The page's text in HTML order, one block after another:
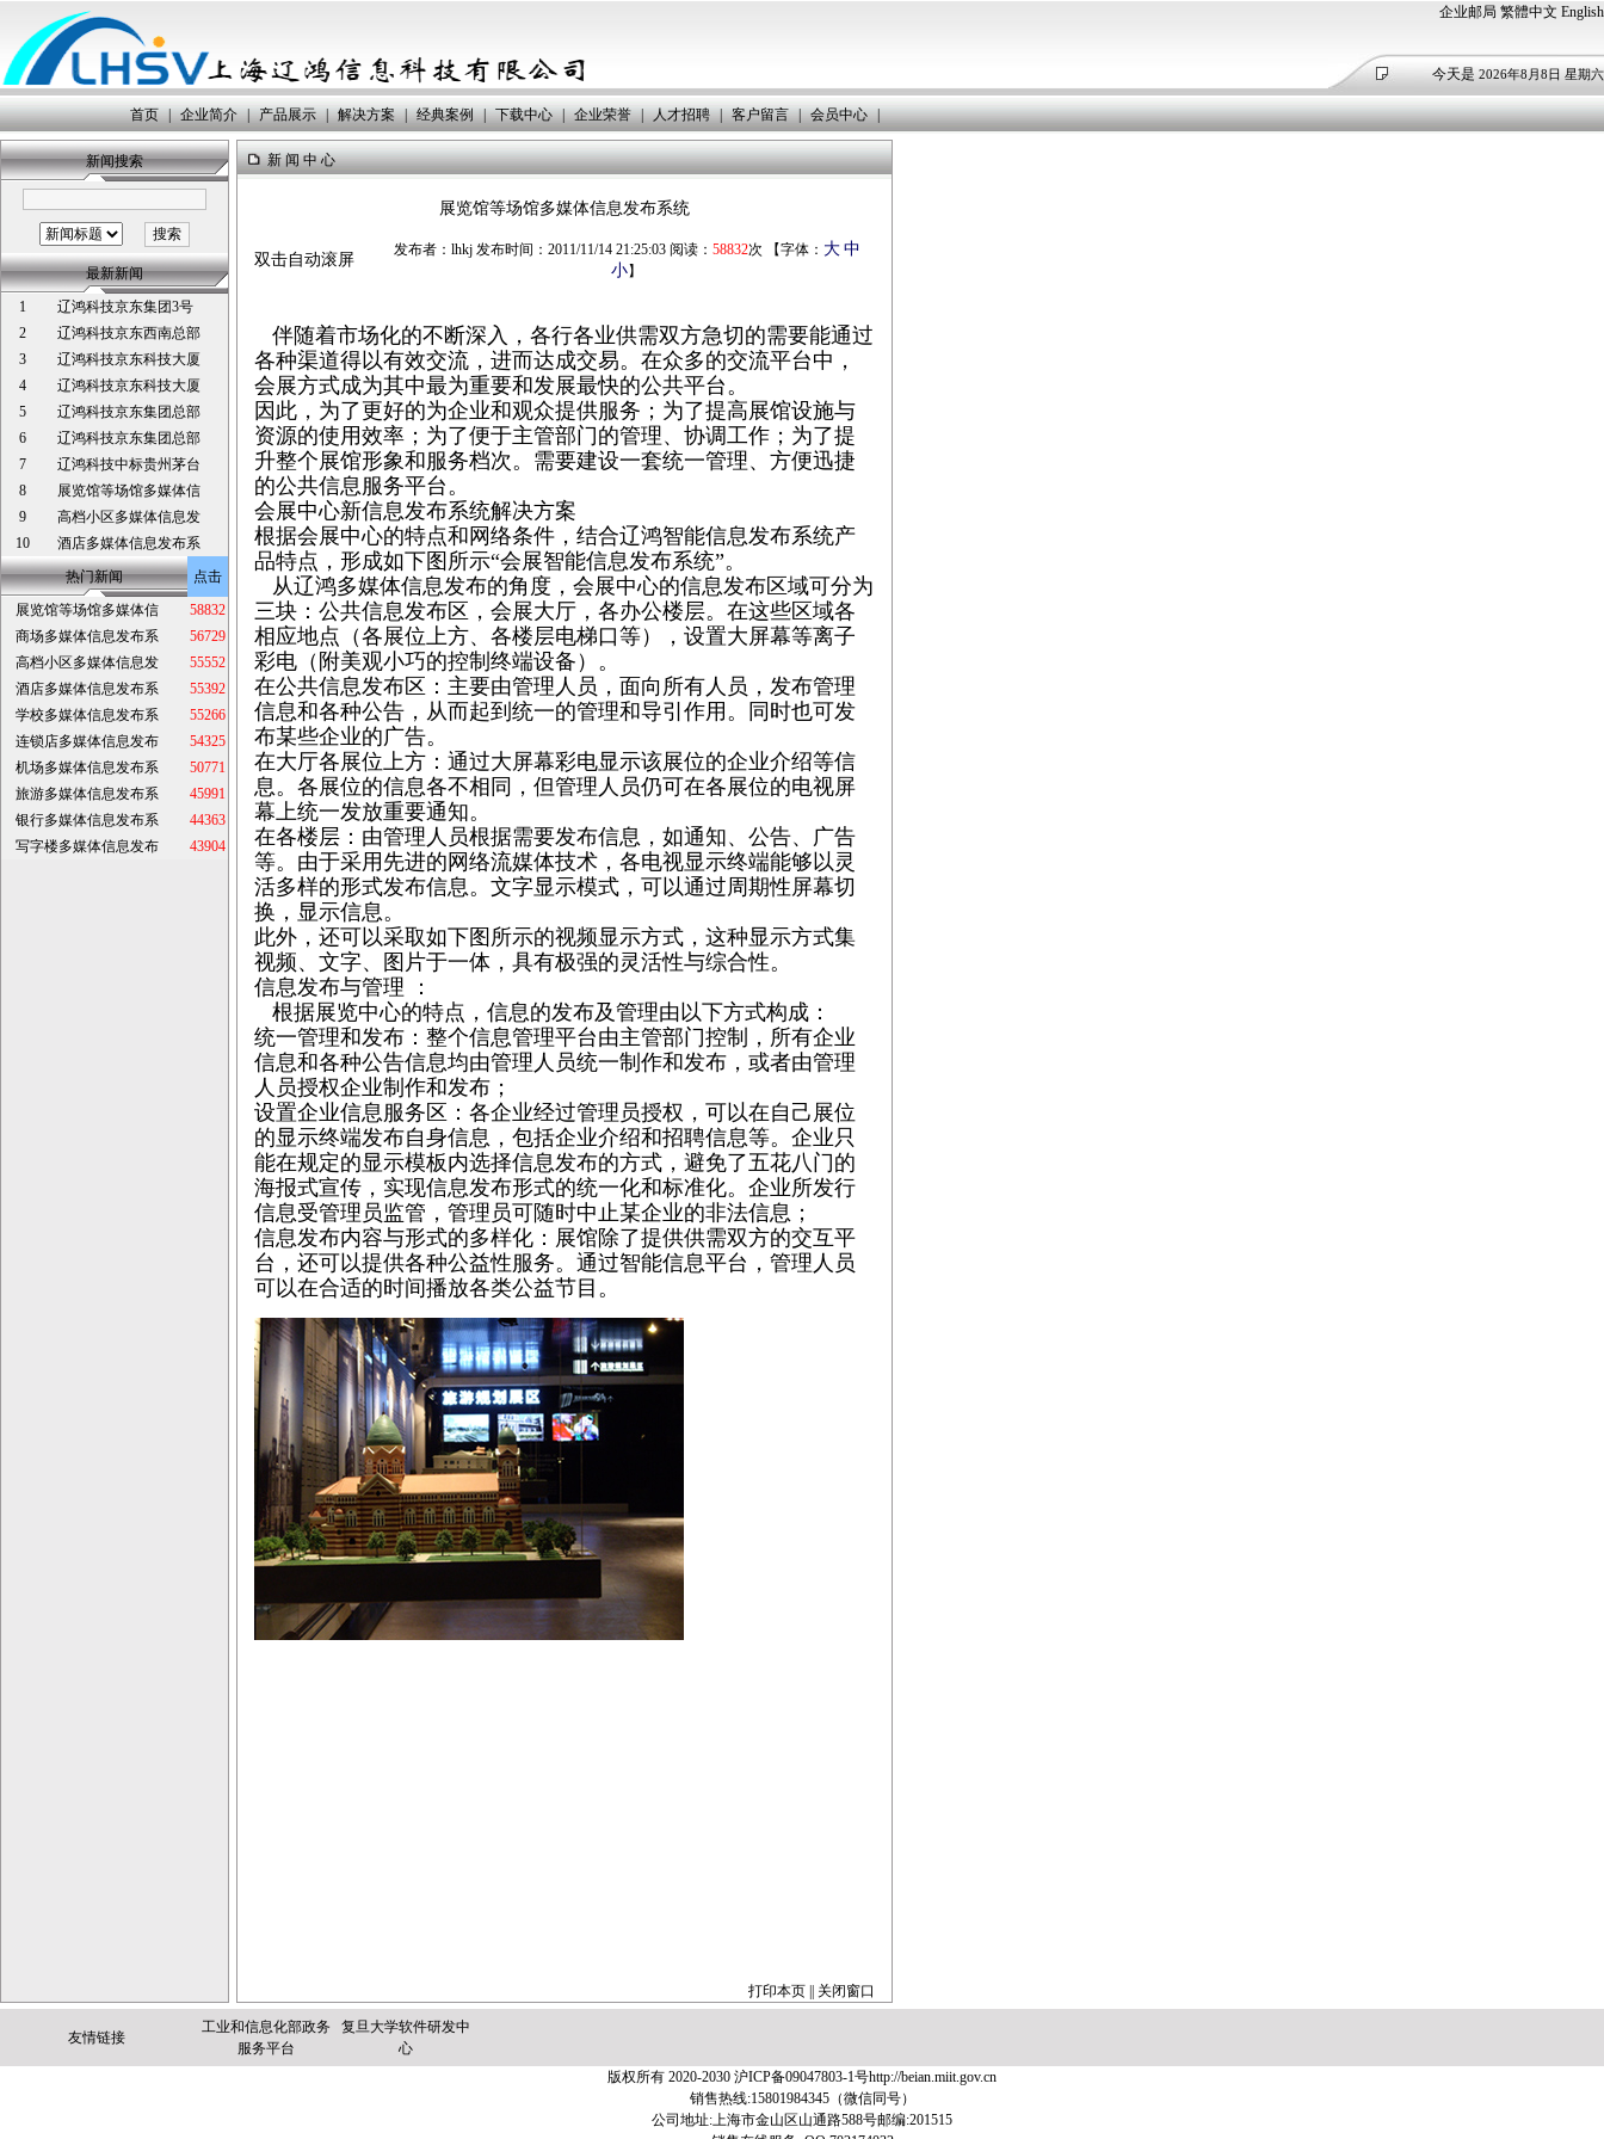
企业邮局 繁體中文 English
今天是 2026年8月8日 星期六
首页 | 企业简介 | 产品展示 | 解决方案 | 经典案例 | 下载中心 | 企业荣誉 | 人才招聘 | 客户留言 | 会员中心 |
新闻搜索
最新新闻
1
辽鸿科技京东集团3号
2
辽鸿科技京东西南总部
3
辽鸿科技京东科技大厦
4
辽鸿科技京东科技大厦
5
辽鸿科技京东集团总部
6
辽鸿科技京东集团总部
7
辽鸿科技中标贵州茅台
8
展览馆等场馆多媒体信
9
高档小区多媒体信息发
10
酒店多媒体信息发布系
热门新闻
点击
展览馆等场馆多媒体信
58832
商场多媒体信息发布系
56729
高档小区多媒体信息发
55552
酒店多媒体信息发布系
55392
学校多媒体信息发布系
55266
连锁店多媒体信息发布
54325
机场多媒体信息发布系
50771
旅游多媒体信息发布系
45991
银行多媒体信息发布系
44363
写字楼多媒体信息发布
43904
新 闻 中 心
展览馆等场馆多媒体信息发布系统
双击自动滚屏
发布者：lhkj 发布时间：2011/11/14 21:25:03 阅读： 58832次 【字体： 大 中
小】
伴随着市场化的不断深入，各行各业供需双方急切的需要能通过
各种渠道得以有效交流，进而达成交易。在众多的交流平台中，
会展方式成为其中最为重要和发展最快的公共平台。
因此，为了更好的为企业和观众提供服务；为了提高展馆设施与
资源的使用效率；为了便于主管部门的管理、协调工作；为了提
升整个展馆形象和服务档次。需要建设一套统一管理、方便迅捷
的公共信息服务平台。
会展中心新信息发布系统解决方案
根据会展中心的特点和网络条件，结合辽鸿智能信息发布系统产
品特点，形成如下图所示“会展智能信息发布系统”。
从辽鸿多媒体信息发布的角度，会展中心的信息发布区域可分为
三块：公共信息发布区，会展大厅，各办公楼层。在这些区域各
相应地点（各展位上方、各楼层电梯口等），设置大屏幕等离子
彩电（附美观小巧的控制终端设备）。
在公共信息发布区：主要由管理人员，面向所有人员，发布管理
信息和各种公告，从而起到统一的管理和导引作用。同时也可发
布某些企业的广告。
在大厅各展位上方：通过大屏幕彩电显示该展位的企业介绍等信
息。各展位的信息各不相同，但管理人员仍可在各展位的电视屏
幕上统一发放重要通知。
在各楼层：由管理人员根据需要发布信息，如通知、公告、广告
等。由于采用先进的网络流媒体技术，各电视显示终端能够以灵
活多样的形式发布信息。文字显示模式，可以通过周期性屏幕切
换，显示信息。
此外，还可以采取如下图所示的视频显示方式，这种显示方式集
视频、文字、图片于一体，具有极强的灵活性与综合性。
信息发布与管理 ：
根据展览中心的特点，信息的发布及管理由以下方式构成：
统一管理和发布：整个信息管理平台由主管部门控制，所有企业
信息和各种公告信息均由管理人员统一制作和发布，或者由管理
人员授权企业制作和发布；
设置企业信息服务区：各企业经过管理员授权，可以在自己展位
的显示终端发布自身信息，包括企业介绍和招聘信息等。企业只
能在规定的显示模板内选择信息发布的方式，避免了五花八门的
海报式宣传，实现信息发布形式的统一化和标准化。企业所发行
信息受管理员监管，管理员可随时中止某企业的非法信息；
信息发布内容与形式的多样化：展馆除了提供供需双方的交互平
台，还可以提供各种公益性服务。通过智能信息平台，管理人员
可以在合适的时间播放各类公益节目。
打印本页 关闭窗口
友情链接
工业和信息化部政务
服务平台
复旦大学软件研发中
心
版权所有 2020-2030 沪ICP备09047803-1号http://beian.miit.gov.cn
销售热线:15801984345（微信同号）
公司地址:上海市金山区山通路588号邮编:201515